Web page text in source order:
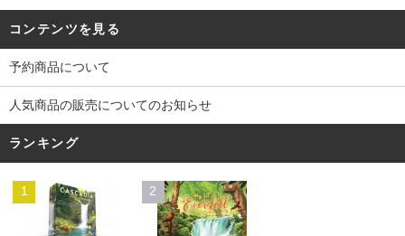
コンテンツを見る
予約商品について
人気商品の販売についてのお知らせ
ランキング
1 2